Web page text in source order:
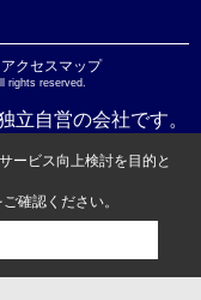
アクセスマップ
rights reserved.
立自営の会社です。
ービス向上検討を目的と
ご確認ください。